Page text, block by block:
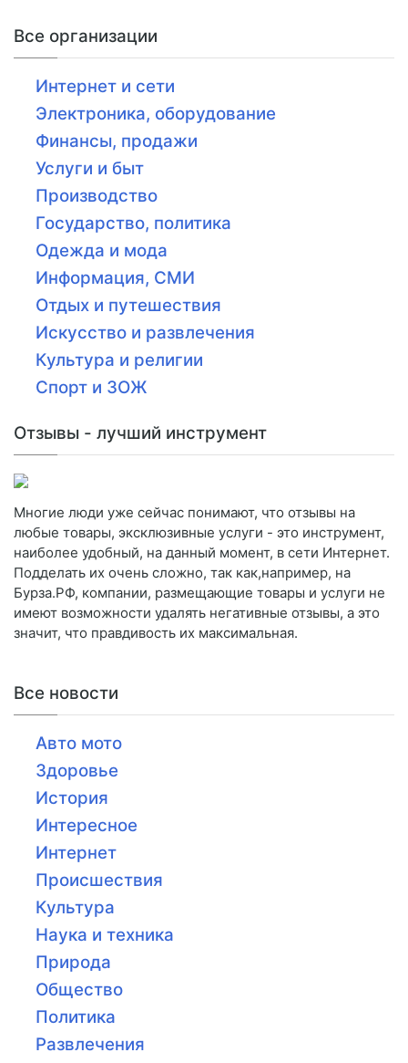
Все организации
Интернет и сети
Электроника, оборудование
Финансы, продажи
Услуги и быт
Производство
Государство, политика
Одежда и мода
Информация, СМИ
Отдых и путешествия
Искусство и развлечения
Культура и религии
Спорт и ЗОЖ
Отзывы - лучший инструмент
Многие люди уже сейчас понимают, что отзывы на
любые товары, эксклюзивные услуги - это инструмент,
наиболее удобный, на данный момент, в сети Интернет.
Подделать их очень сложно, так как,например, на
Бурза.РФ, компании, размещающие товары и услуги не
имеют возможности удалять негативные отзывы, а это
значит, что правдивость их максимальная.
Все новости
Авто мото
Здоровье
История
Интересное
Интернет
Происшествия
Культура
Наука и техника
Природа
Общество
Политика
Развлечения